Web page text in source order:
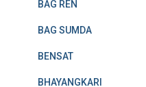
BAG REN
BAG SUMDA
BENSAT
BHAYANGKARI